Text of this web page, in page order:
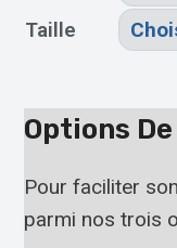
Taille
Options
Pour faciliter
parmi nos trois